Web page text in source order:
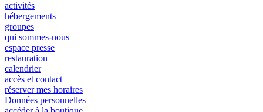
activités
hébergements
groupes
qui sommes-nous
espace presse
restauration
calendrier
accès et contact
réserver mes horaires
Données personnelles